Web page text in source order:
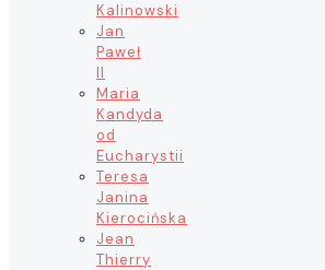
Kalinowski
Jan
Paweł
II
Maria
Kandyda
od
Eucharystii
Teresa
Janina
Kierocińska
Jean
Thierry